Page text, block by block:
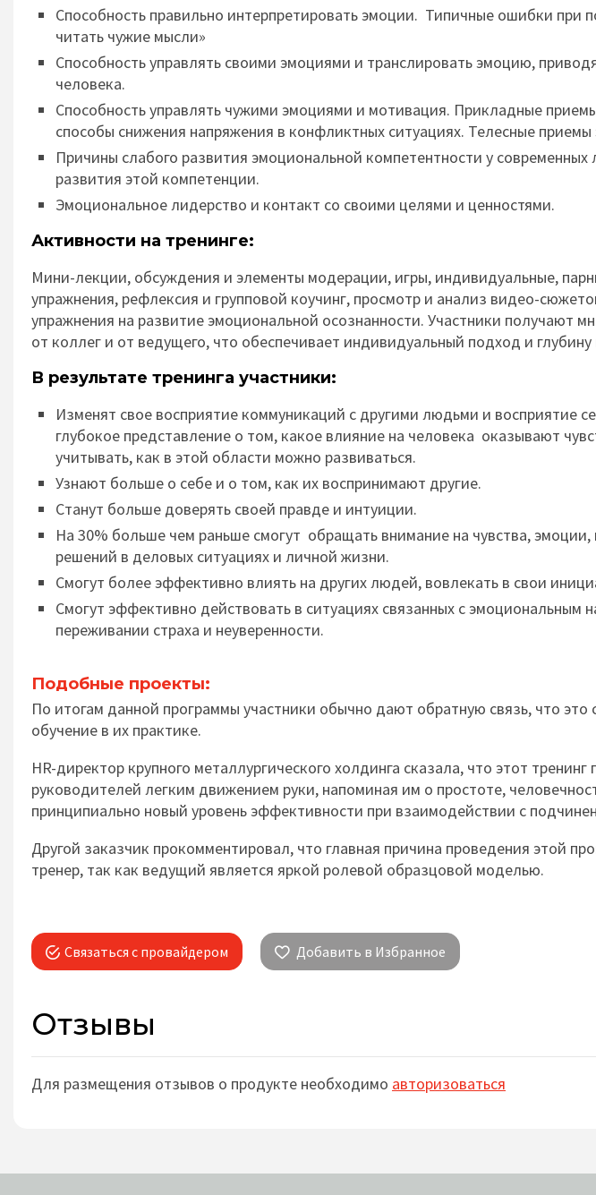
Способность правильно интерпретировать эмоции. Типичные ошибки при
читать чужие мысли»
Способность управлять своими эмоциями и транслировать эмоцию,
человека.
Способность управлять чужими эмоциями и мотивация. Прикладные
способы снижения напряжения в конфликтных ситуациях. Телесные приемы
Причины слабого развития эмоциональной компетентности у
развития этой компетенции.
Эмоциональное лидерство и контакт со своими целями и ценностями.
Активности на тренинге:
Мини-лекции, обсуждения и элементы модерации, игры, индивидуальные,
упражнения, рефлексия и групповой коучинг, просмотр и анализ видео-
упражнения на развитие эмоциональной осознанности. Участники получают
от коллег и от ведущего, что обеспечивает индивидуальный подход и
В результате тренинга участники:
Изменят свое восприятие коммуникаций с другими людьми и восприятие
глубокое представление о том, какое влияние на человека оказывают
учитывать, как в этой области можно развиваться.
Узнают больше о себе и о том, как их воспринимают другие.
Станут больше доверять своей правде и интуиции.
На 30% больше чем раньше смогут обращать внимание на чувства, эмоции,
решений в деловых ситуациях и личной жизни.
Смогут более эффективно влиять на других людей, вовлекать в свои
Смогут эффективно действовать в ситуациях связанных с эмоциональным
переживании страха и неуверенности.
Подобные проекты:
По итогам данной программы участники обычно дают обратную связь, что
обучение в их практике.
HR-директор крупного металлургического холдинга сказала, что этот тренинг
руководителей легким движением руки, напоминая им о простоте,
принципиально новый уровень эффективности при взаимодействии с
Другой заказчик прокомментировал, что главная причина проведения этой
тренер, так как ведущий является яркой ролевой образцовой моделью.
Связаться с провайдером Добавить в Избранное
Отзывы
Для размещения отзывов о продукте необходимо авторизоваться